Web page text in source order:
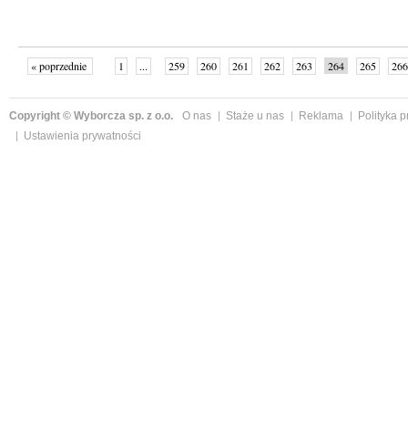
« poprzednie 1 ... 259 260 261 262 263 264 265
266
Copyright © Wyborcza sp. z o.o. O nas Staże u nas Reklama
Polityka
Ustawienia prywatności